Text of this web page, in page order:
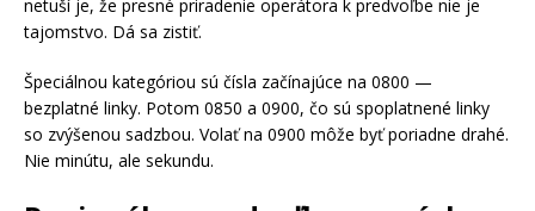
netuší je, že presné priradenie operátora k predvoľbe nie je
tajomstvo. Dá sa zistiť.
Špeciálnou kategóriou sú čísla začínajúce na 0800 —
bezplatné linky. Potom 0850 a 0900, čo sú spoplatnené linky
so zvýšenou sadzbou. Volať na 0900 môže byť poriadne drahé.
Nie minútu, ale sekundu.